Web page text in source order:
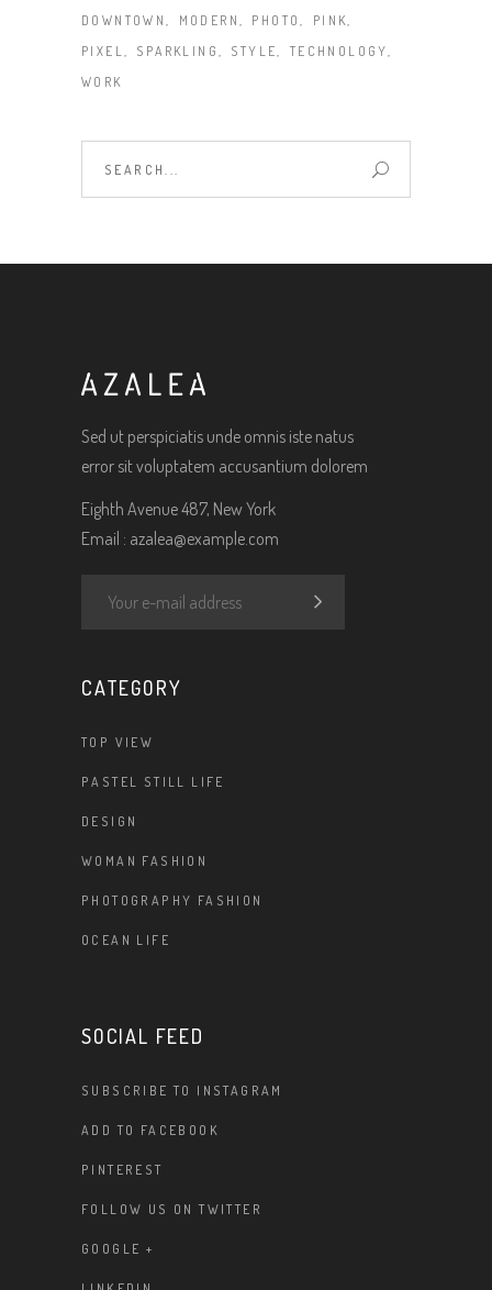
DOWNTOWN
MODERN PHOTO
PINK
PIXEL
SPARKLING STYLE
TECHNOLOGY
WORK
Sed ut perspiciatis unde omnis iste natus
error sit voluptatem accusantium dolorem
Eighth Avenue 487, New York
Email : azalea@example.com
CATEGORY
TOP VIEW
PASTEL STILL LIFE
DESIGN
WOMAN FASHION
PHOTOGRAPHY FASHION
OCEAN LIFE
SOCIAL FEED
SUBSCRIBE TO INSTAGRAM
ADD TO FACEBOOK
PINTEREST
FOLLOW US ON TWITTER
GOOGLE +